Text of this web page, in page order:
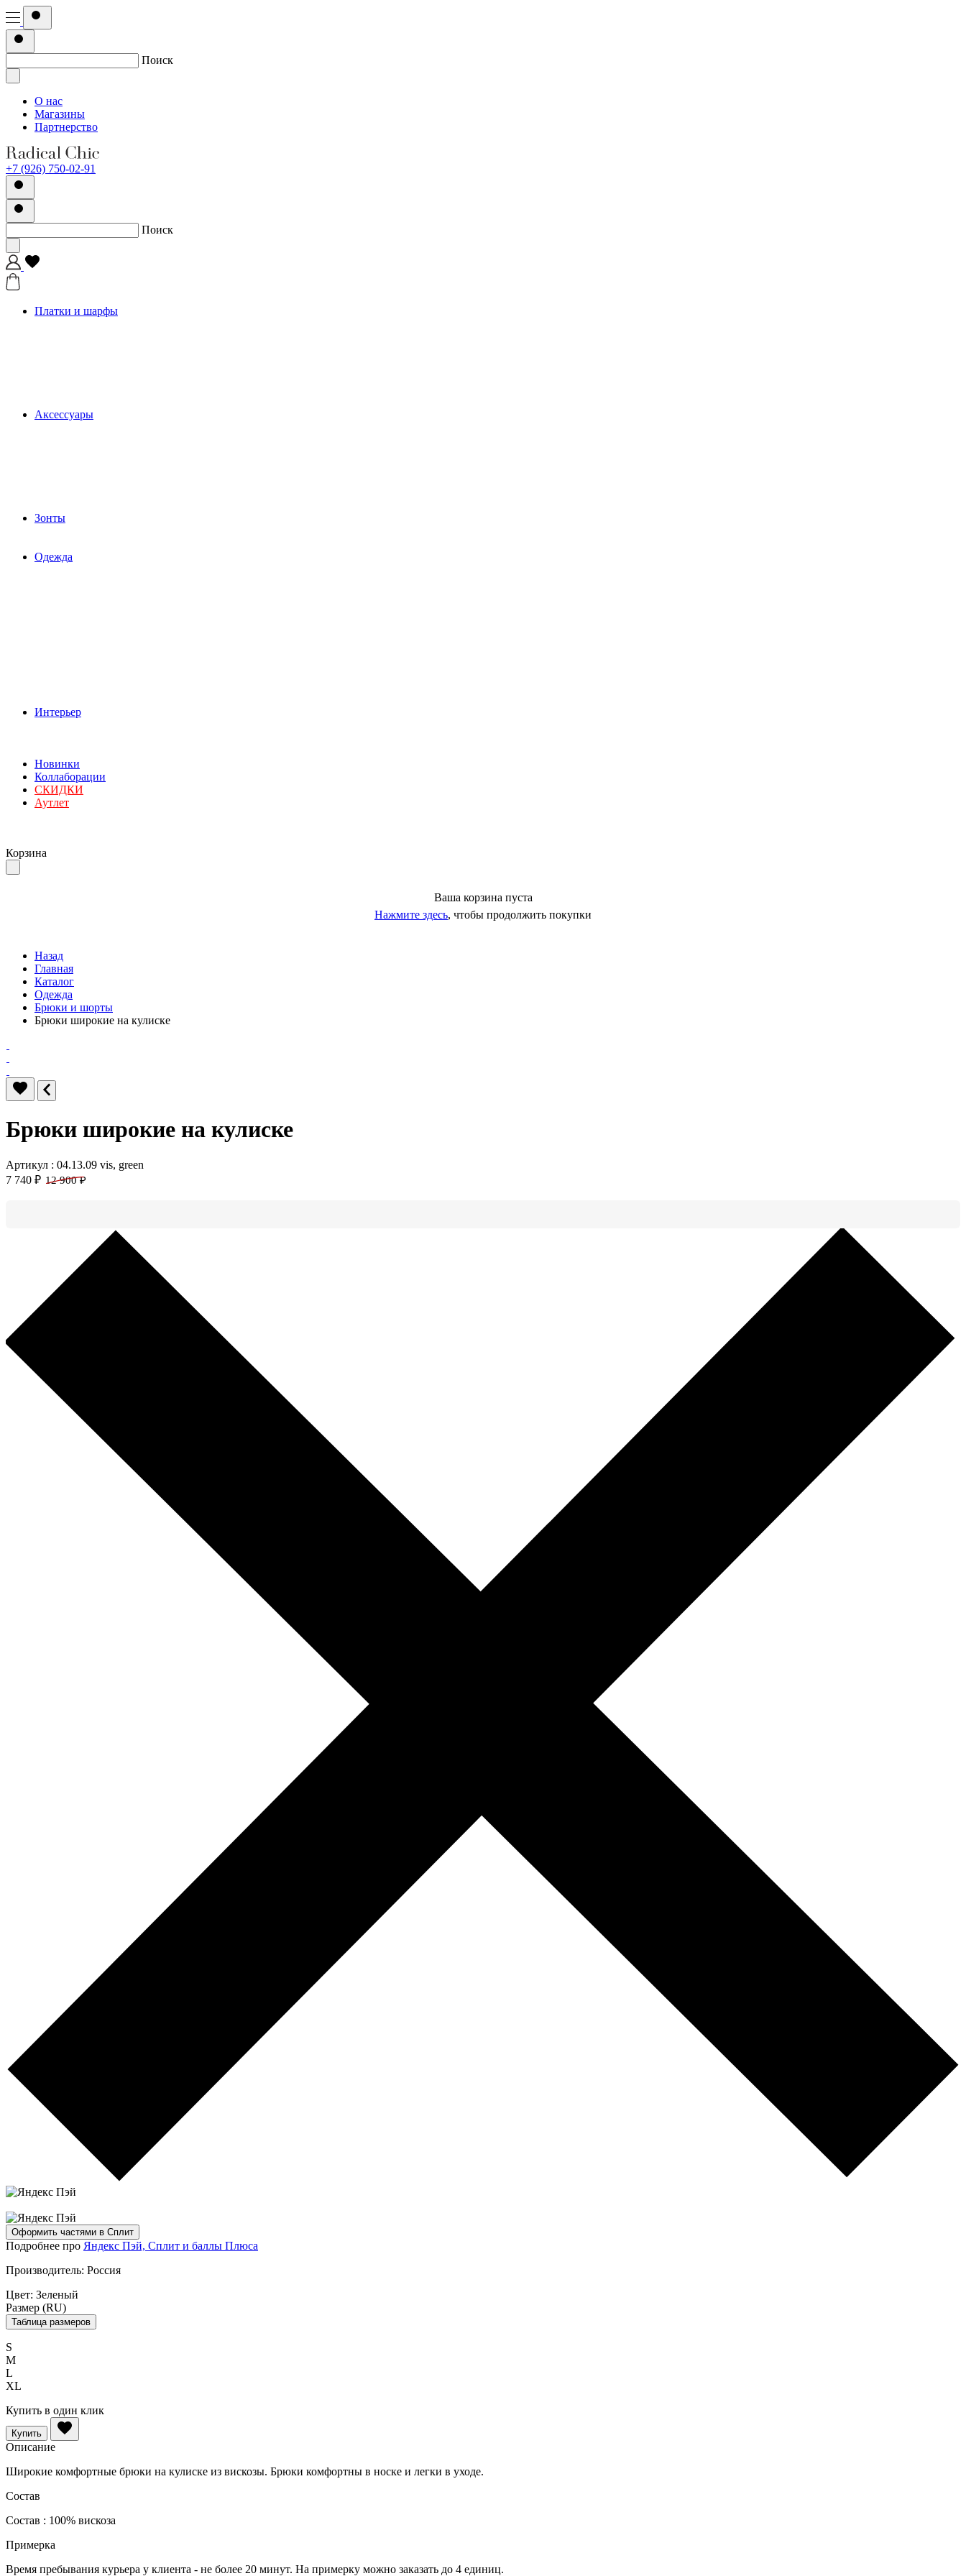
Поиск
О нас
Магазины
Партнерство
+7 (926) 750-02-91
Поиск
Платки и шарфы
Аксессуары
Зонты
Одежда
Интерьер
Новинки
Коллаборации
СКИДКИ
Аутлет
Корзина
Ваша корзина пуста
Нажмите здесь, чтобы продолжить покупки
Назад
Главная
Каталог
Одежда
Брюки и шорты
Брюки широкие на кулиске
Брюки широкие на кулиске
Артикул : 04.13.09 vis, green
7 740 ₽ 12 900 ₽
Оформить частями в Сплит
Подробнее про Яндекс Пэй, Сплит и баллы Плюса
Производитель: Россия
Цвет: Зеленый
Размер (RU)
Таблица размеров
S
M
L
XL
Купить в один клик
Купить
Описание
Широкие комфортные брюки на кулиске из вискозы. Брюки комфортны в носке и легки в уходе.
Состав
Состав : 100% вискоза
Примерка
Время пребывания курьера у клиента - не более 20 минут. На примерку можно заказать до 4 единиц.